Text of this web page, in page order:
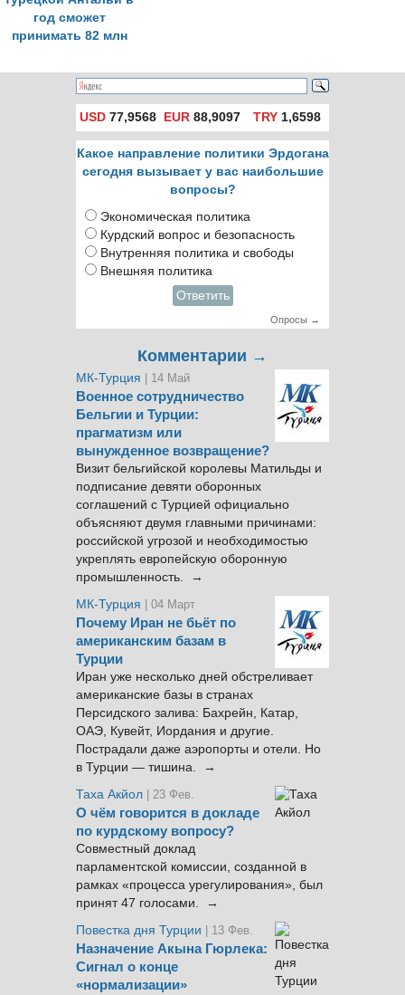
год сможет
принимать 82 млн
USD 77,9568 EUR 88,9097 TRY1,6598
Какое направление политики Эрдогана
сегодня вызывает у вас наибольшие
вопросы?
Экономическая политика
Курдский вопрос и безопасность
Внутренняя политика и свободы
Внешняя политика
Ответить
Опросы →
Комментарии →
МК-Турция | 14 Май
Военное сотрудничество
Бельгии и Турции:
прагматизм или
вынужденное возвращение?
Визит бельгийской королевы Матильды и
подписание девяти оборонных
соглашений с Турцией официально
объясняют двумя главными причинами:
российской угрозой и необходимостью
укреплять европейскую оборонную
промышленность. →
МК-Турция
| 04 Март
Почему Иран не бьёт по
американским базам в
Турции
Иран уже несколько дней обстреливает
американские базы в странах
Персидского залива: Бахрейн, Катар,
ОАЭ, Кувейт, Иордания и другие.
Пострадали даже аэропорты и отели. Но
в Турции — тишина. →
Таха Акйол | 23 Фев.
О чём говорится в докладе
по курдскому вопросу?
Совместный доклад
парламентской комиссии, созданной в
рамках «процесса урегулирования», был
принят 47 голосами. →
Повестка дня Турции
| 13 Фев.
Назначение Акына Гюрлека:
Сигнал о конце
«нормализации»